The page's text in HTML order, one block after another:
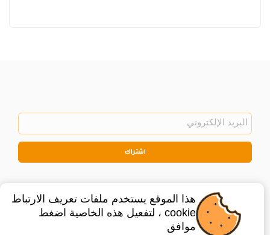
اشتراك
هذا الموقع يستخدم ملفات تعريف الارتباط
cookie ، لتفعيل هذه الخاصية اضغط
موافق